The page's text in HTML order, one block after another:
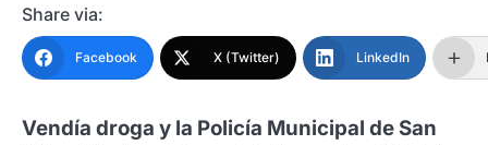
Share via:
Facebook X (Twitter) LinkedIn
Vendía droga y la Policía Municipal de San